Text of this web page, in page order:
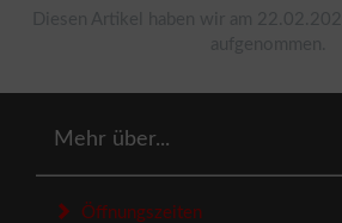
Mehr über...
Öffnungszeiten